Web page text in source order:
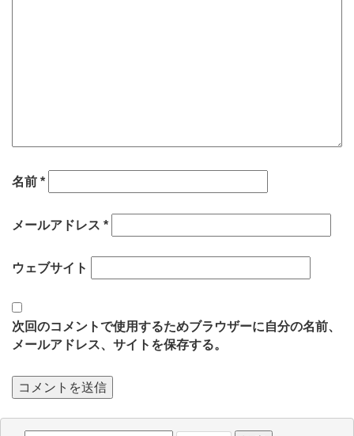
名前 *
メールアドレス *
ウェブサイト
次回のコメントで使用するためブラウザーに自分の名前、
メールアドレス、サイトを保存する。